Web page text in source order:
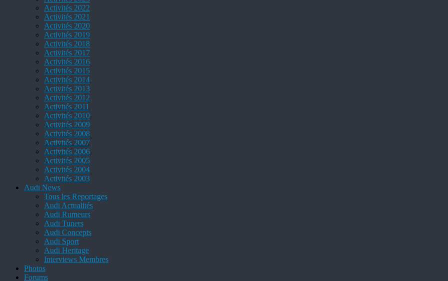
Activités 2022
Activités 2021
Activités 2020
Activités 2019
Activités 2018
Activités 2017
Activités 2016
Activités 2015
Activités 2014
Activités 2013
Activités 2012
Activités 2011
Activités 2010
Activités 2009
Activités 2008
Activités 2007
Activités 2006
Activités 2005
Activités 2004
Activités 2003
Audi News
Tous les Reportages
Audi Actualités
Audi Rumeurs
Audi Tuners
Audi Concepts
Audi Sport
Audi Heritage
Interviews Membres
Photos
Forums